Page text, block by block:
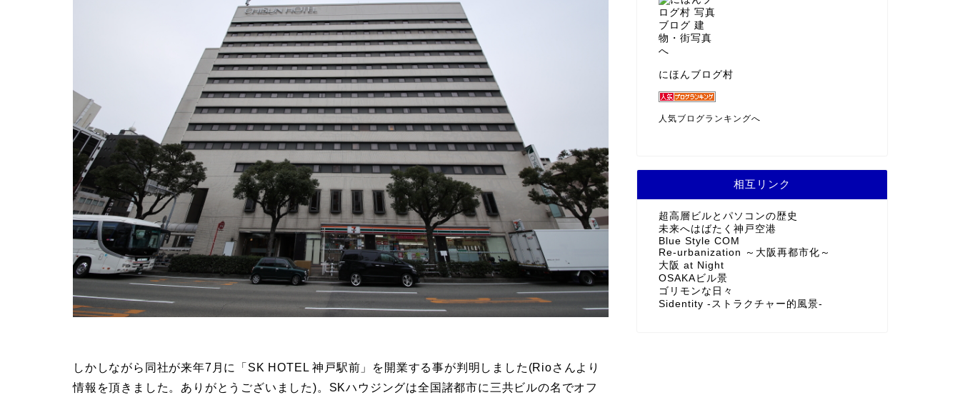
しかしながら同社が来年7月に「SK HOTEL 神戸駅前」を開業する事が判明しました(Rioさんより
情報を頂きました。ありがとうございました)。SKハウジングは全国諸都市に三共ビルの名でオフ
にほんブログ村
人気ブログランキングへ
相互リンク
超高層ビルとパソコンの歴史
未来へはばたく神戸空港
Blue Style COM
Re-urbanization ～大阪再都市化～
大阪 at Night
OSAKAビル景
ゴリモンな日々
Sidentity -ストラクチャー的風景-